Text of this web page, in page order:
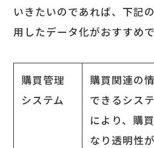
いきたいのであれば、下記
用したデータ化がおすすめで
購買管理
システム
購買関連の
できるシス
により、購
なり透明性